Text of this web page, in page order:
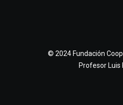
© 2024 Fundación
Profesor Luis